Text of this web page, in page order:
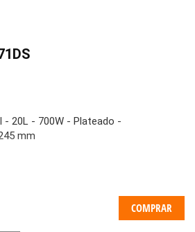
- 20L - 700W - Plateado -
mm
COMPRAR